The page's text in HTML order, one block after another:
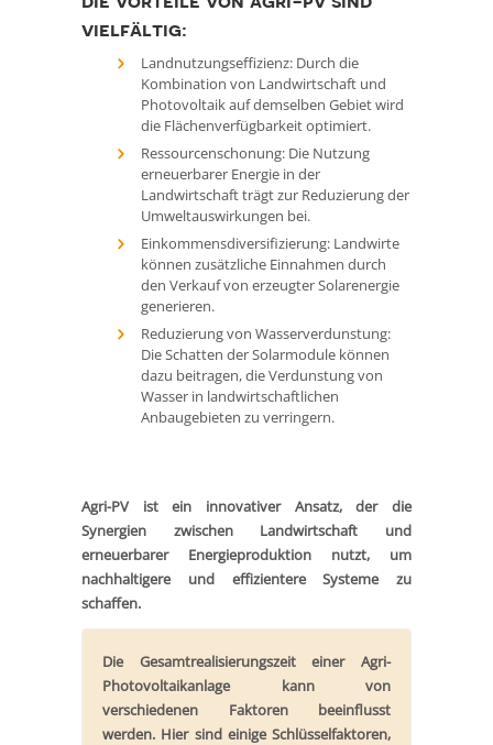
vielfältig:
Landnutzungseffizienz: Durch die
Kombination von Landwirtschaft und
Photovoltaik auf demselben Gebiet wird
die Flächenverfügbarkeit optimiert.
Ressourcenschonung: Die Nutzung
erneuerbarer Energie in der
Landwirtschaft trägt zur Reduzierung der
Umweltauswirkungen bei.
Einkommensdiversifizierung: Landwirte
können zusätzliche Einnahmen durch
den Verkauf von erzeugter Solarenergie
generieren.
Reduzierung von Wasserverdunstung:
Die Schatten der Solarmodule können
dazu beitragen, die Verdunstung von
Wasser in landwirtschaftlichen
Anbaugebieten zu verringern.
Agri-PV ist ein innovativer Ansatz, der die
Synergien zwischen Landwirtschaft und
erneuerbarer Energieproduktion nutzt, um
nachhaltigere und effizientere Systeme zu
schaffen.
Die Gesamtrealisierungszeit einer Agri-
Photovoltaikanlage kann von
verschiedenen Faktoren beeinflusst
werden. Hier sind einige Schlüsselfaktoren,